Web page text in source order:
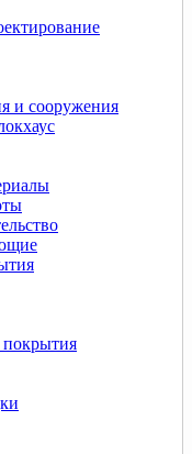
и сооружения
покрытия